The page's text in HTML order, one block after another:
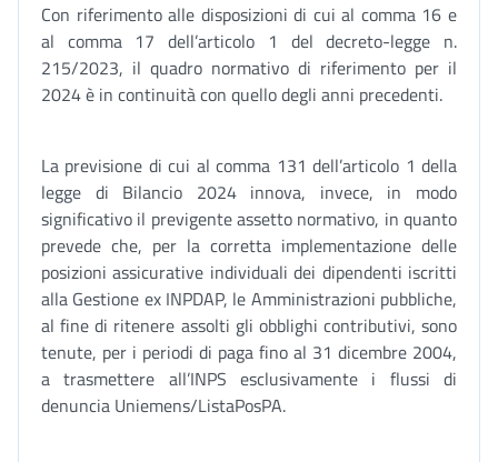
Con riferimento alle disposizioni di cui al comma 16 e
al comma 17 dell’articolo 1 del decreto-legge n.
215/2023, il quadro normativo di riferimento per il
2024 è in continuità con quello degli anni precedenti.
La previsione di cui al comma 131 dell’articolo 1 della
legge di Bilancio 2024 innova, invece, in modo
significativo il previgente assetto normativo, in quanto
prevede che, per la corretta implementazione delle
posizioni assicurative individuali dei dipendenti iscritti
alla Gestione ex INPDAP, le Amministrazioni pubbliche,
al fine di ritenere assolti gli obblighi contributivi, sono
tenute, per i periodi di paga fino al 31 dicembre 2004,
a trasmettere all’INPS esclusivamente i flussi di
denuncia Uniemens/ListaPosPA.